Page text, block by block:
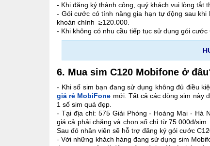
- Khi đăng ký thành công, quý khách vui lòng tắt
- Gói cước có tính năng gia hạn tự động sau
khoản chính ≥120.000.
- Khi không có nhu cầu tiếp tục sử dụng gói
6. Mua sim C120 Mobifone ở
- Khi số sim bạn đang sử dụng không đủ điều
giá rẻ MobiFone mới. Tất cả các dòng sim này
1 số sim quá đẹp.
- Tại địa chỉ: 575 Giải Phóng - Hoàng Mai - Hà
giá cả phải chăng và chọn số chỉ từ 75.000đ/
Sau đó nhân viên sẽ hỗ trợ đăng ký gói cước
- Với những khách hàng đang sử dụng sim